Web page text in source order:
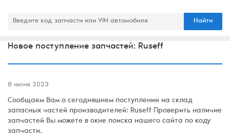
Найти
Новое поступление запчастей: Ruseff
8 июня 2023
Сообщаем Вам о сегодняшнем поступлении на склад
запасных частей производителей: Ruseff Проверить наличие
запчастей Вы можете в окне поиска нашего сайта по коду
запчасти.